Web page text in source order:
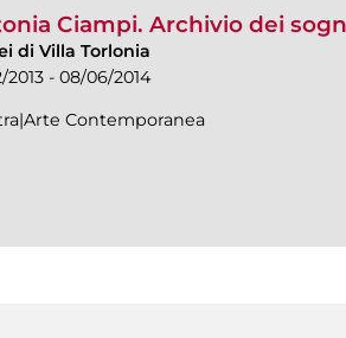
Ciampi. Archivio dei
di Villa Torlonia
2013 - 08/06/2014
Contemporanea